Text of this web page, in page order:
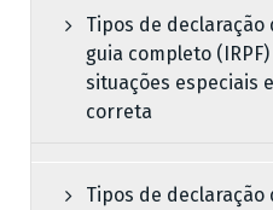
Tipos de
guia completo
situações especiais
correta
Tipos de